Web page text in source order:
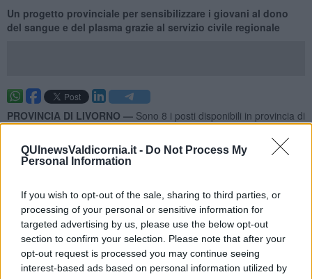
QUInewsValdicornia.it - Do Not Process My
Personal Information
If you wish to opt-out of the sale, sharing to third parties, or
processing of your personal or sensitive information for
targeted advertising by us, please use the below opt-out
section to confirm your selection. Please note that after your
opt-out request is processed you may continue seeing
interest-based ads based on personal information utilized by
Un progetto provinciale per sensibilizzare i giovani al dono
del sangue e del plasma grazie al servizio civile regionale
PROVINCIA DI LIVORNO — Sono 8 i posti disponibili in provincia di
Livorno per ilnuovo progetto di Servizio Civile Regionale
“RiSCRivere la comunità: giovani per il dono”
promosso da
Avis Toscana nell’ambito del bando finanziato con risorse PR FSE+
I posti disponibili saranno uno per ogni sede Avis a Campiglia
Marittima, Cecina, Livorno, Piombino, Rosignano Marittimo, San
Vincenzo, Collesalvetti, Bassa Val di Cecina.